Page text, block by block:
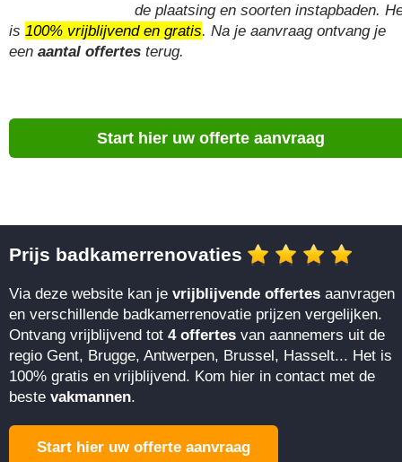
de plaatsing en soorten instapbaden.
is 100% vrijblijvend en gratis. Na je aanvraag ontvang je
een aantal offertes terug.
Start hier uw offerte aanvraag
Prijs badkamerrenovaties
Via deze website kan je vrijblijvende offertes aanvragen
en verschillende badkamerrenovatie prijzen vergelijken.
Ontvang vrijblijvend tot 4 offertes van aannemers uit de
regio Gent, Brugge, Antwerpen, Brussel, Hasselt... Het is
100% gratis en vrijblijvend. Kom hier in contact met de
beste vakmannen.
Start hier uw offerte aanvraag